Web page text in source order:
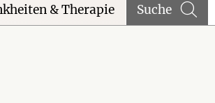
& Therapie Suche